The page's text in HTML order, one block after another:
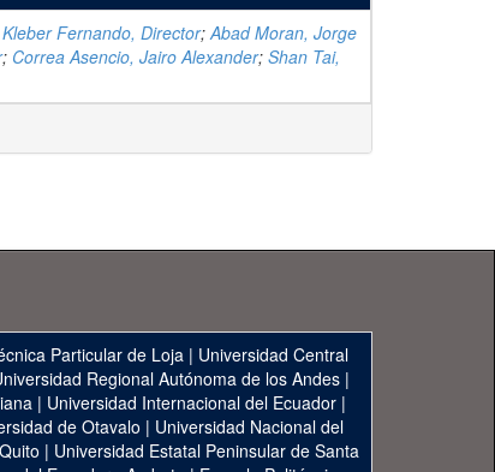
Fernando, Director;Abad Moran, Jorge
; Correa Asencio, Jairo Alexander; Shan Tai,
Particular de Loja | Universidad Central
Regional Autónoma de los Andes|
| Universidad Internacional del Ecuador|
de Otavalo | Universidad Nacional del
| Universidad Estatal Peninsular de Santa